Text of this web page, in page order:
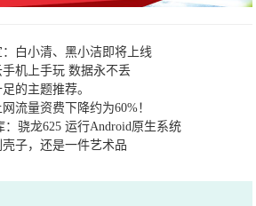
白小清、黑小洁即将上线
机上手玩 数据永不丢
的主题推荐。
流量资费下降约为60%！
骁龙625 运行Android原生系统
子，还是一件艺术品